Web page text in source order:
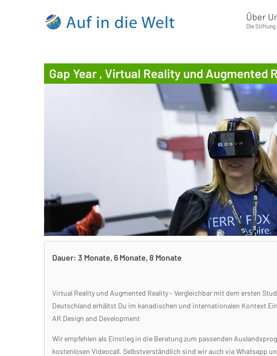
Über
Die Stiftung
Gap Year , Virtual Reality und Augmented
Dauer: 3 Monate, 6 Monate, 8 Monate
Virtual Reality und Augmented Reality - Vergleichbar mit dem ersten
Deutschland erhältst Du im kanadischen und internationalen Kontext
AR Design and Development
Wir empfehlen als Einstieg in die Beratung zum passenden
kostenlosen Videocall. Selbstverständlich sind wir auch via Whatsapp